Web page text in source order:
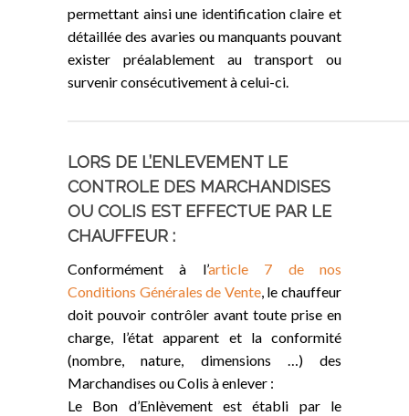
permettant ainsi une identification claire et
détaillée des avaries ou manquants pouvant
exister préalablement au transport ou
survenir consécutivement à celui-ci.
LORS DE L’ENLEVEMENT LE
CONTROLE DES MARCHANDISES
OU COLIS EST EFFECTUE PAR LE
CHAUFFEUR :
Conformément à l’article 7 de nos
Conditions Générales de Vente, le chauffeur
doit pouvoir contrôler avant toute prise en
charge, l’état apparent et la conformité
(nombre, nature, dimensions …) des
Marchandises ou Colis à enlever :
Le Bon d’Enlèvement est établi par le